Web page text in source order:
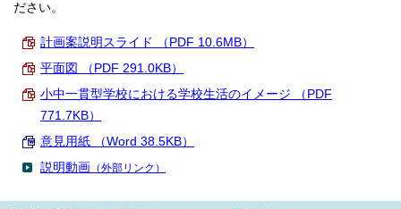
ださい。
計画案説明スライド （PDF 10.6MB）
平面図 （PDF 291.0KB）
小中一貫型学校における学校生活のイメージ （PDF
771.7KB）
意見用紙 （Word 38.5KB）
説明動画 （外部リンク）